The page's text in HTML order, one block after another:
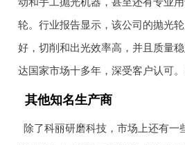
动和手工抛光机器，甚至还有专业
轮。行业报告显示，该公司的抛光
好，切削和出光效率高，并且质量
达国家市场十多年，深受客户认可
其他知名生产商
除了科丽研磨科技，市场上还有一